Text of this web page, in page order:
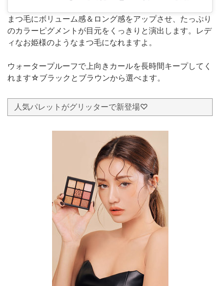
まつ毛にボリューム感＆ロング感をアップさせ、たっぷり
のカラーピグメントが目元をくっきりと演出します。レデ
ィなお姫様のようなまつ毛になれますよ。
ウォータープルーフで上向きカールを長時間キープしてく
れます☆ブラックとブラウンから選べます。
人気パレットがグリッターで新登場♡